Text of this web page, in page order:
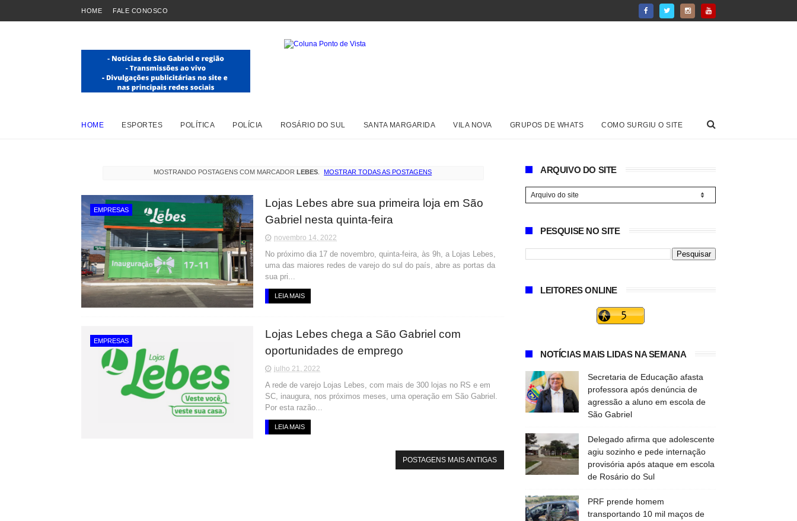
HOME FALE CONOSCO
HOME ESPORTES POLÍTICA POLÍCIA ROSÁRIO DO SUL SANTA MARGARIDA VILA NOVA GRUPOS DE WHATS COMO SURGIU O SITE
MOSTRANDO POSTAGENS COM MARCADOR LEBES. MOSTRAR TODAS AS POSTAGENS
EMPRESAS
Lojas Lebes abre sua primeira loja em São
Gabriel nesta quinta-feira
novembro 14, 2022
No próximo dia 17 de novembro, quinta-feira, às 9h, a Lojas Lebes,
uma das maiores redes de varejo do sul do país, abre as portas da
sua pri...
LEIA MAIS
EMPRESAS
Lojas Lebes chega a São Gabriel com
oportunidades de emprego
julho 21, 2022
A rede de varejo Lojas Lebes, com mais de 300 lojas no RS e em
SC, inaugura, nos próximos meses, uma operação em São Gabriel.
Por esta razão...
LEIA MAIS
POSTAGENS MAIS ANTIGAS
ARQUIVO DO SITE
PESQUISE NO SITE
LEITORES ONLINE
NOTÍCIAS MAIS LIDAS NA SEMANA
Secretaria de Educação afasta
professora após denúncia de
agressão a aluno em escola de
São Gabriel
Delegado afirma que adolescente
agiu sozinho e pede internação
provisória após ataque em escola
de Rosário do Sul
PRF prende homem
transportando 10 mil maços de